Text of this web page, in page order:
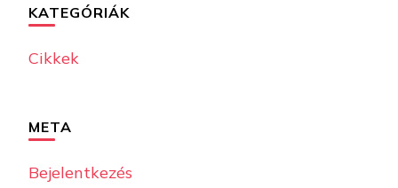
KATEGÓRIÁK
Cikkek
META
Bejelentkezés